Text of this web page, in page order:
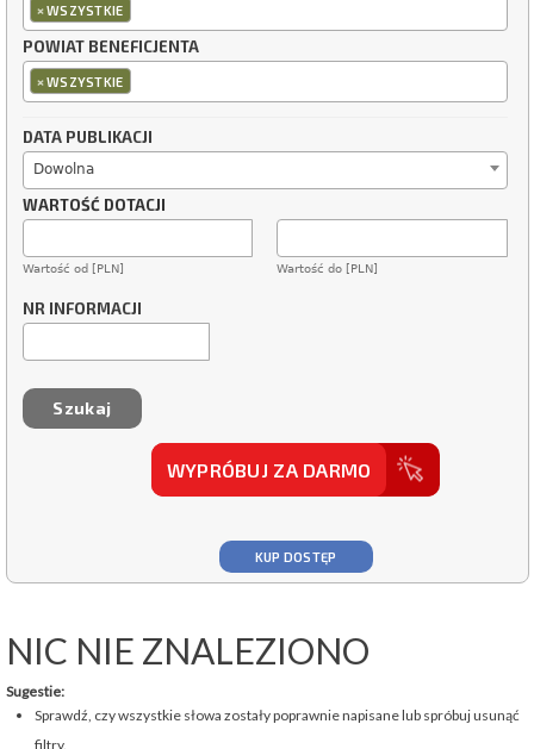
×WSZYSTKIE
POWIAT BENEFICJENTA
×WSZYSTKIE
DATA PUBLIKACJI
Dowolna
WARTOŚĆ DOTACJI
Wartość od [PLN] Wartość do [PLN]
NR INFORMACJI
WYPRÓBUJ ZA DARMO
KUP DOSTĘP
NIC NIE ZNALEZIONO
Sugestie:
Sprawdź, czy wszystkie słowa zostały poprawnie napisane lub spróbuj usunąć
filtry.